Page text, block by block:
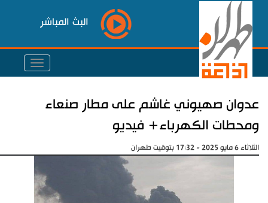
البث المباشر
عدوان صهيوني غاشم على مطار صنعاء
ومحطات الكهرباء+ فيديو
الثلاثاء 6 مايو 2025 - 17:32 بتوقيت طهران